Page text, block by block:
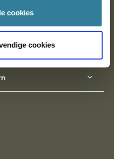
cookies
cookies